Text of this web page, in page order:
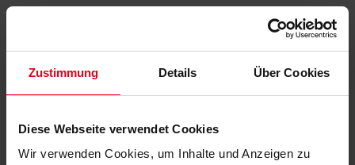
Zustimmung Details Über Cookies
Diese Webseite verwendet Cookies
Wir verwenden Cookies, um Inhalte und Anzeigen zu